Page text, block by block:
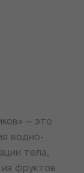
— это
водно-
тела,
фруктов.